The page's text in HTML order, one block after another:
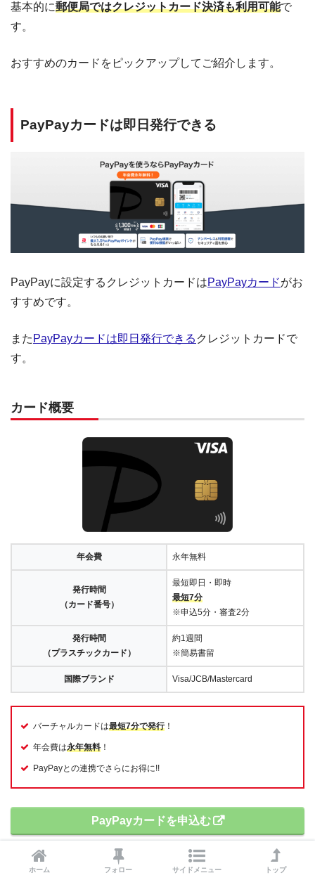
基本的に郵便局ではクレジットカード決済も利用可能で
す。
おすすめのカードをピックアップしてご紹介します。
PayPayカードは即日発行できる
PayPayに設定するクレジットカードはPayPayカードがお
すすめです。
また PayPayカードは即日発行できる クレジットカードで
す。
カード概要
年会費 永年無料
発行時間
（カード番号）
最短即日・即時
最短7分
※申込5分・審査2分
発行時間
（プラスチックカード）
約1週間
※簡易書留
国際ブランド Visa/JCB/Mastercard
バーチャルカードは最短7分で発行！
年会費は永年無料 ！
PayPayとの連携でさらにお得に!!
PayPayカードを申込む
ホーム フォロー サイドメニュー トップ